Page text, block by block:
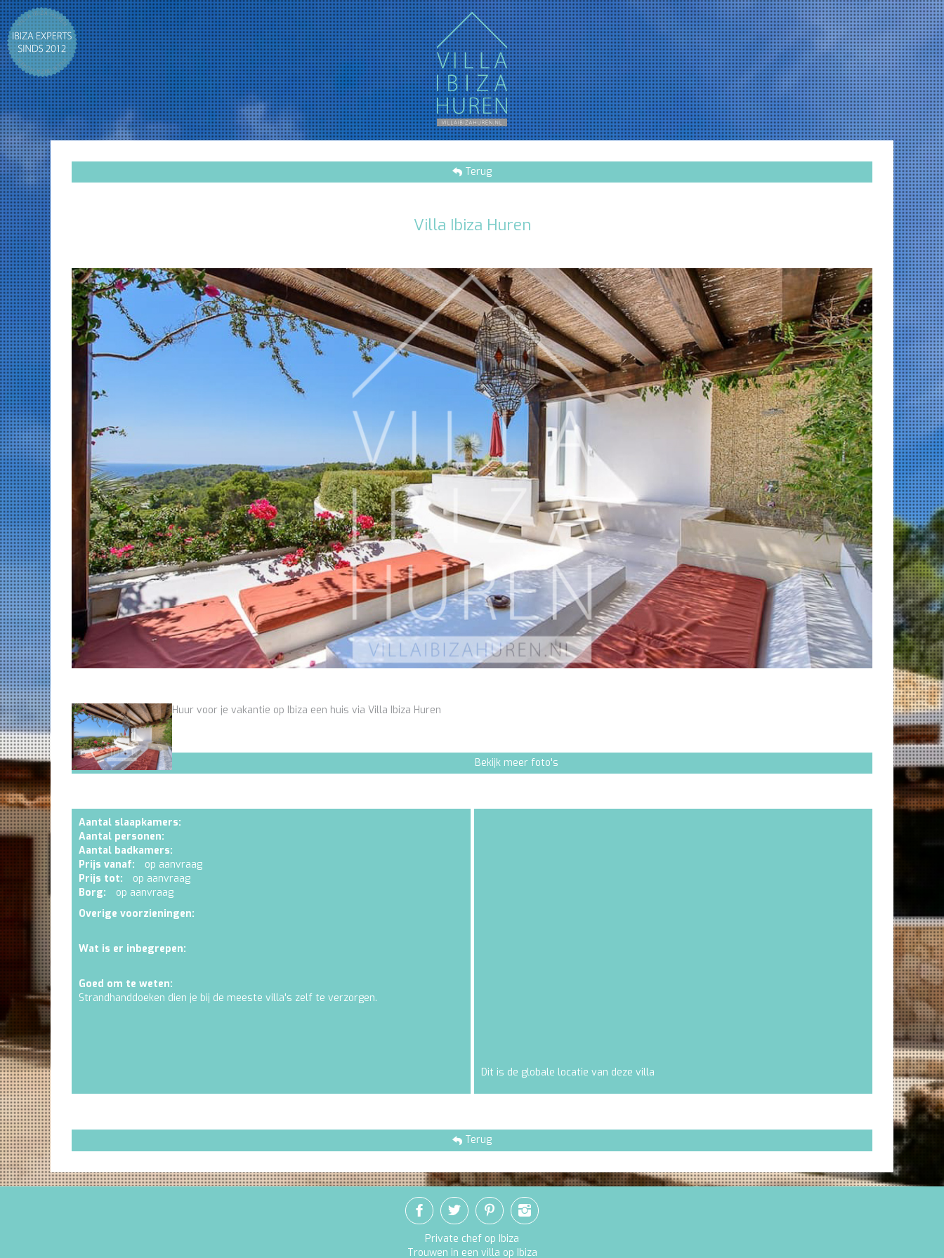
Terug
Villa Ibiza Huren
Huur voor je vakantie op Ibiza een huis via Villa Ibiza Huren
Bekijk meer foto's
Aantal slaapkamers:
Aantal personen:
Aantal badkamers:
Prijs vanaf:
op aanvraag
Prijs tot:
op aanvraag
Borg:
op aanvraag
Overige voorzieningen:
Wat is er inbegrepen:
Goed om te weten:
Strandhanddoeken dien je bij de meeste villa's zelf te verzorgen.
Dit is de globale locatie van deze villa
Terug
Private chef op Ibiza
Trouwen in een villa op Ibiza